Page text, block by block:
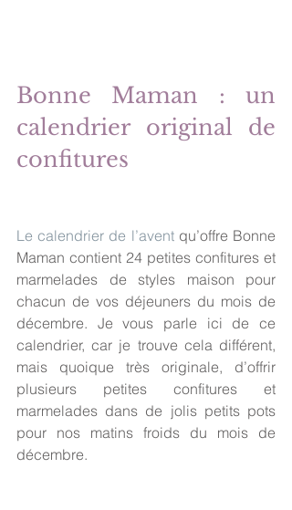
Bonne Maman : un
calendrier original de
confitures
Le calendrier de l’avent qu’offre Bonne
Maman contient 24 petites confitures et
marmelades de styles maison pour
chacun de vos déjeuners du mois de
décembre. Je vous parle ici de ce
calendrier, car je trouve cela différent,
mais quoique très originale, d’offrir
plusieurs petites confitures et
marmelades dans de jolis petits pots
pour nos matins froids du mois de
décembre.